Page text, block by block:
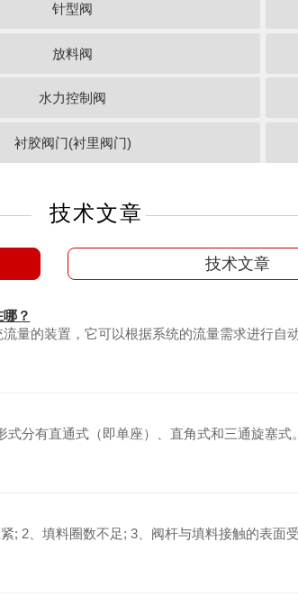
针型阀
放料阀
水力控制阀
衬胶阀门(衬里阀门)
技术文章
技术文章
？
量的装置，它可以根据系统的流量需求进行
式分有直通式（即单座）、直角式和三通旋塞
; 2、填料圈数不足; 3、阀杆与填料接触的表